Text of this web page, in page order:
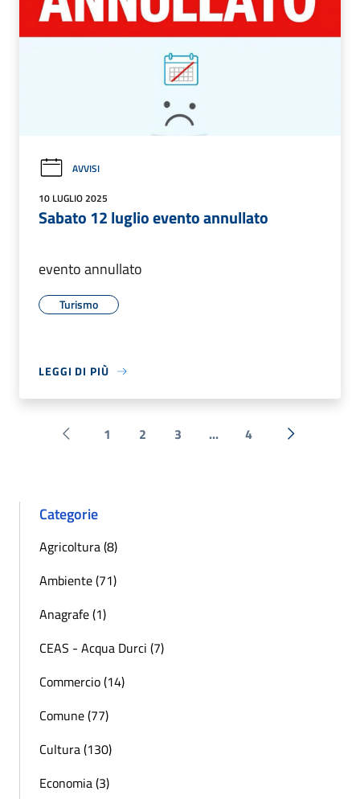
AVVISI
10 LUGLIO 2025
Sabato 12 luglio evento annullato
evento annullato
Turismo
LEGGI DI PIÙ
Pagina precedente
1 2 3 ... 4 Successiva
Categorie
Agricoltura (8)
Ambiente (71)
Anagrafe (1)
CEAS - Acqua Durci (7)
Commercio (14)
Comune (77)
Cultura (130)
Economia (3)